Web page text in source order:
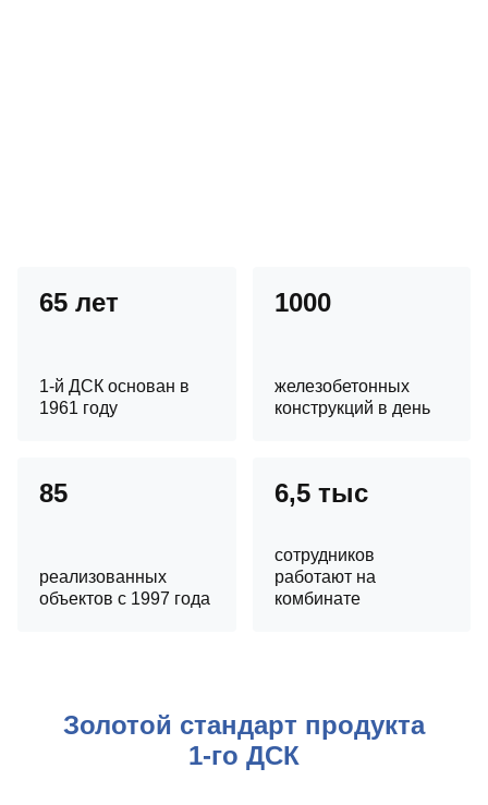
65 лет
1-й ДСК основан в
1961 году
1000
железобетонных
конструкций в день
85
реализованных
объектов с 1997 года
6,5 тыс
сотрудников
работают на
комбинате
Золотой стандарт продукта
1‑го ДСК